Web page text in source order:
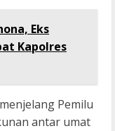
Eks
Kapolres
Pemilu
antar umat